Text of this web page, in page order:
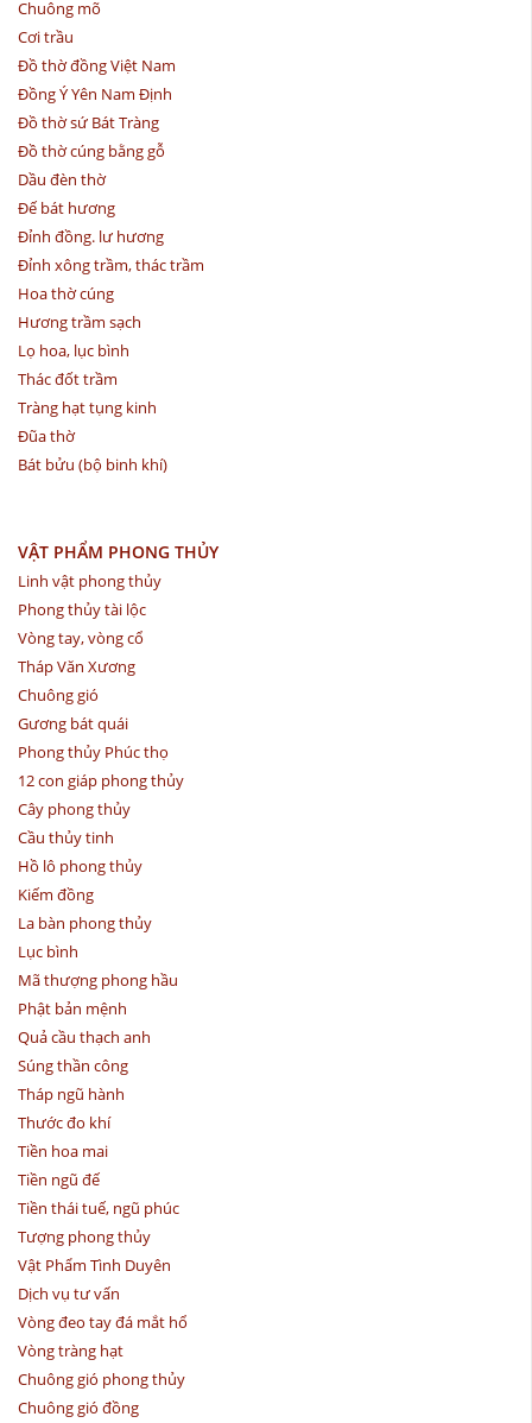
Chuông mõ
Cơi trầu
Đồ thờ đồng Việt Nam
Đồng Ý Yên Nam Định
Đồ thờ sứ Bát Tràng
Đồ thờ cúng bằng gỗ
Dầu đèn thờ
Đế bát hương
Đỉnh đồng. lư hương
Đỉnh xông trầm, thác trầm
Hoa thờ cúng
Hương trầm sạch
Lọ hoa, lục bình
Thác đốt trầm
Tràng hạt tụng kinh
Đũa thờ
Bát bửu (bộ binh khí)
VẬT PHẨM PHONG THỦY
Linh vật phong thủy
Phong thủy tài lộc
Vòng tay, vòng cổ
Tháp Văn Xương
Chuông gió
Gương bát quái
Phong thủy Phúc thọ
12 con giáp phong thủy
Cây phong thủy
Cầu thủy tinh
Hồ lô phong thủy
Kiếm đồng
La bàn phong thủy
Lục bình
Mã thượng phong hầu
Phật bản mệnh
Quả cầu thạch anh
Súng thần công
Tháp ngũ hành
Thước đo khí
Tiền hoa mai
Tiền ngũ đế
Tiền thái tuế, ngũ phúc
Tượng phong thủy
Vật Phẩm Tình Duyên
Dịch vụ tư vấn
Vòng đeo tay đá mắt hổ
Vòng tràng hạt
Chuông gió phong thủy
Chuông gió đồng